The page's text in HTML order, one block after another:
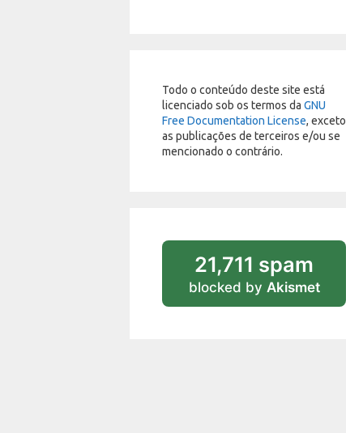
Todo o conteúdo deste site está
licenciado sob os termos da GNU
Free Documentation License, exceto
as publicações de terceiros e/ou se
mencionado o contrário.
21,711 spam
blocked by Akismet